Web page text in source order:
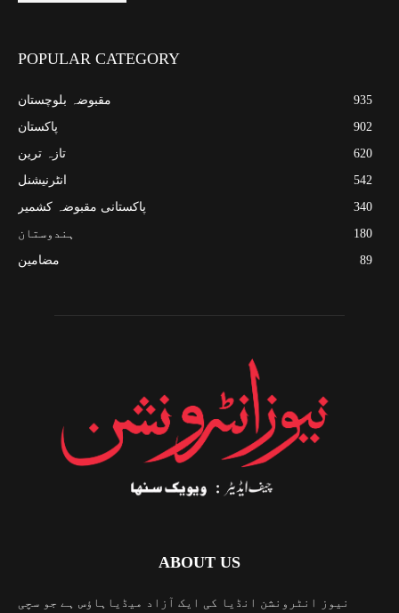
POPULAR CATEGORY
مقبوضہ بلوچستان
935
پاکستان
902
تازہ ترین
620
انٹرنیشنل
542
پاکستانی مقبوضہ کشمیر
340
ہندوستان
180
مضامین
89
ABOUT US
نیوز انٹرونشن انڈیا کی ایک آزاد میڈیاہاؤس ہے جو سچی